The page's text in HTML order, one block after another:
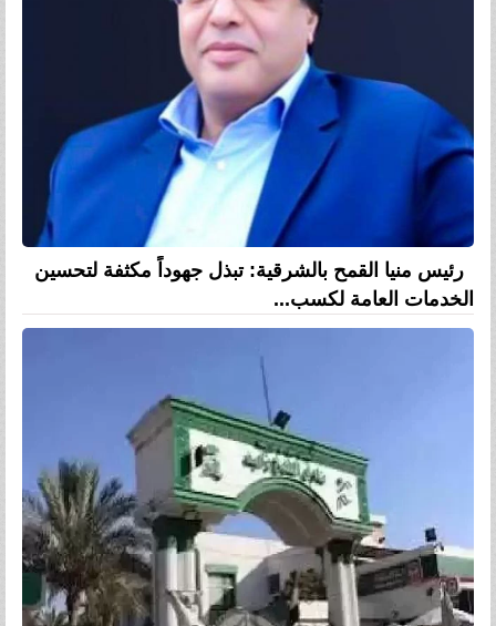
رئيس منيا القمح بالشرقية: تبذل جهوداً مكثفة لتحسين
الخدمات العامة لكسب...